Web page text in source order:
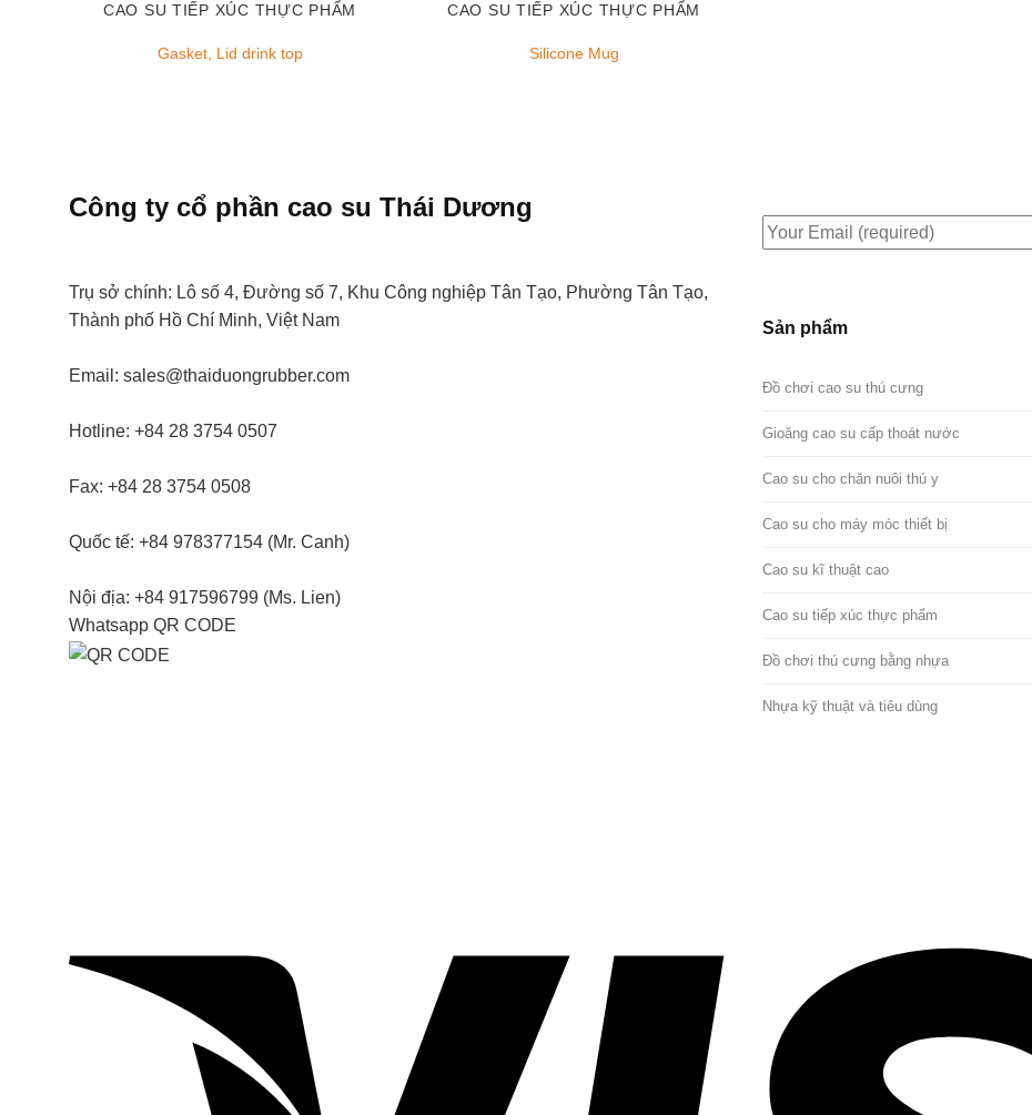
CAO SU TIẾP XÚC THỰC PHẨM
Gasket, Lid drink top
CAO SU TIẾP XÚC THỰC PHẨM
Silicone Mug
Công ty cổ phần cao su Thái Dương
Trụ sở chính: Lô số 4, Đường số 7, Khu Công nghiệp Tân Tạo, Phường Tân Tạo,
Thành phố Hồ Chí Minh, Việt Nam
Email: sales@thaiduongrubber.com
Hotline: +84 28 3754 0507
Fax: +84 28 3754 0508
Quốc tế: +84 978377154 (Mr. Canh)
Nội địa: +84 917596799 (Ms. Lien)
Whatsapp QR CODE
Sản phẩm
Đồ chơi cao su thú cưng
Gioăng cao su cấp thoát nước
Cao su cho chăn nuôi thú y
Cao su cho máy móc thiết bị
Cao su kĩ thuật cao
Cao su tiếp xúc thực phẩm
Đồ chơi thú cưng bằng nhựa
Nhựa kỹ thuật và tiêu dùng